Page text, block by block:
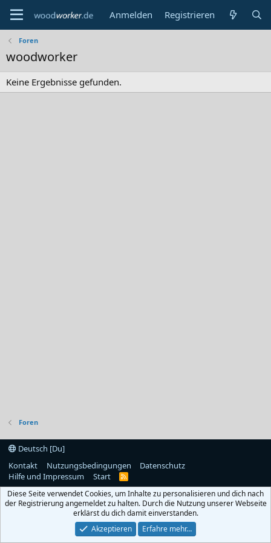
Anmelden Registrieren
Foren
woodworker
Keine Ergebnisse gefunden.
Foren
Deutsch [Du]
Kontakt
Nutzungsbedingungen
Datenschutz
Hilfe und Impressum
Start
R
S
Diese Seite verwendet Cookies, um Inhalte zu personalisieren und dich nach
der Registrierung angemeldet zu halten. Durch die Nutzung unserer Webseite
erklärst du dich damit einverstanden.
Akzeptieren
Erfahre mehr…